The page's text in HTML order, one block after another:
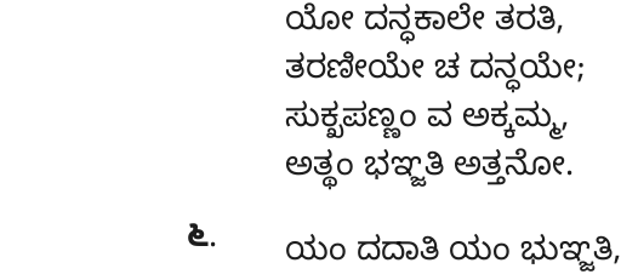
ಯೋ ದನ್ಧಕಾಲೇ ತರತಿ,
ತರಣೀಯೇ ಚ ದನ್ಧಯೇ;
ಸುಕ್ಖಪಣ್ಣಂ ವ ಅಕ್ಕಮ್ಮ,
ಅತ್ಥಂ ಭಞ್ಜತಿ ಅತ್ತನೋ.
೬. ಯಂ ದದಾತಿ ಯಂ ಭುಞ್ಜತಿ,